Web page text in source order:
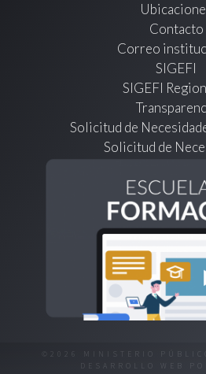
Contacto
Correo
SIGEFI
SIGEFI
Solicitud de
Solicitud de
©2026 MINISTERIO
DESARROLLO WEB